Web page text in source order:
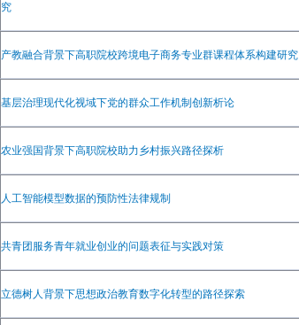
究
产教融合背景下高职院校跨境电子商务专业群课程体系构建研究
基层治理现代化视域下党的群众工作机制创新析论
农业强国背景下高职院校助力乡村振兴路径探析
人工智能模型数据的预防性法律规制
共青团服务青年就业创业的问题表征与实践对策
立德树人背景下思想政治教育数字化转型的路径探索